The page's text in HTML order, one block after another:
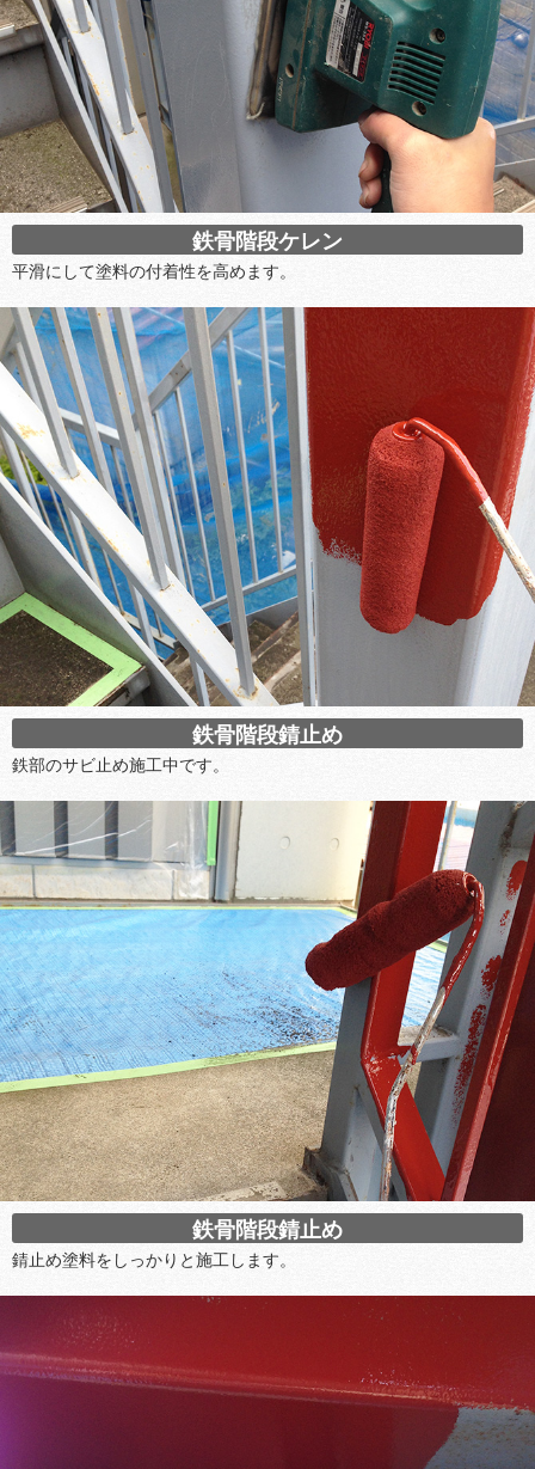
鉄骨階段ケレン
平滑にして塗料の付着性を高めます。
鉄骨階段錆止め
鉄部のサビ止め施工中です。
鉄骨階段錆止め
錆止め塗料をしっかりと施工します。